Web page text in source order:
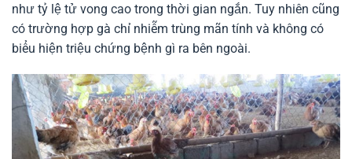
như tỷ lệ tử vong cao trong thời gian ngắn. Tuy nhiên cũng
có trường hợp gà chỉ nhiễm trùng mãn tính và không có
biểu hiện triệu chứng bệnh gì ra bên ngoài.